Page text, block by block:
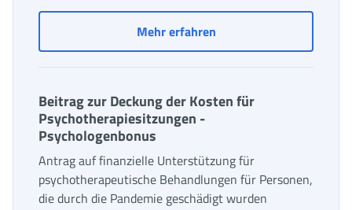
Mehr erfahrenAntrag auf ex-IPOST-
Beitrag zur Deckung der Kosten für
Psychotherapiesitzungen -
Psychologenbonus
Antrag auf finanzielle Unterstützung für
psychotherapeutische Behandlungen für Personen,
die durch die Pandemie geschädigt wurden